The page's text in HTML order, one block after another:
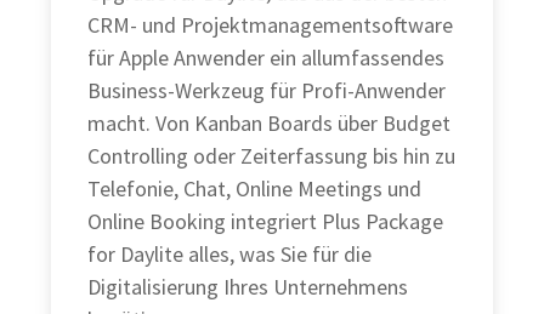
CRM- und Projektmanagementsoftware
für Apple Anwender ein allumfassendes
Business-Werkzeug für Profi-Anwender
macht. Von Kanban Boards über Budget
Controlling oder Zeiterfassung bis hin zu
Telefonie, Chat, Online Meetings und
Online Booking integriert Plus Package
for Daylite alles, was Sie für die
Digitalisierung Ihres Unternehmens